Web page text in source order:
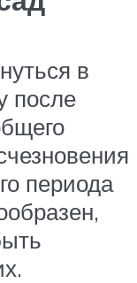
в
после
периода